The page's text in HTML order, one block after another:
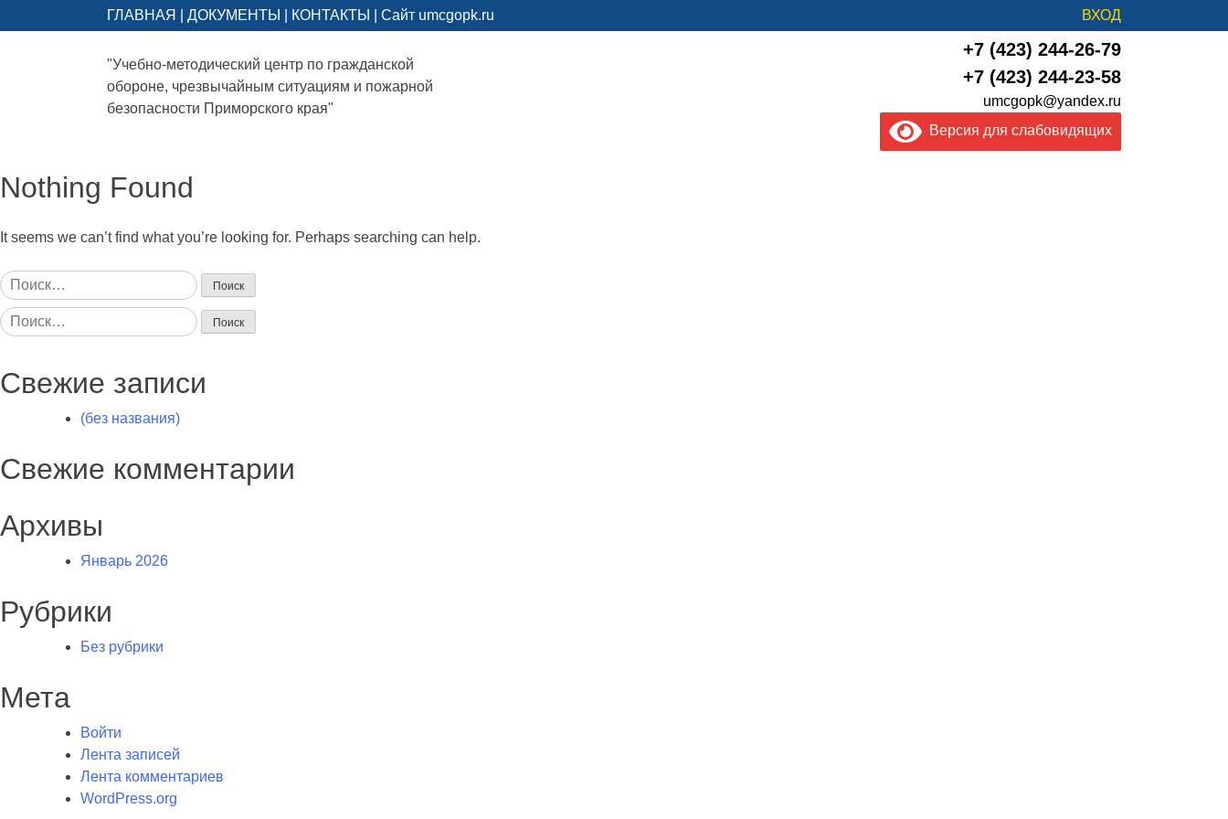
ГЛАВНАЯ ДОКУМЕНТЫ КОНТАКТЫ Сайт umcgopk.ru ВХОД
"Учебно-методический центр по гражданской
обороне, чрезвычайным ситуациям и пожарной
безопасности Приморского края"
+7 (423) 244-26-79
+7 (423) 244-23-58
umcgopk@yandex.ru
Версия для слабовидящих
Nothing Found
It seems we can’t find what you’re looking for. Perhaps searching can help.
Найти:
Найти:
Свежие записи
(без названия)
Свежие комментарии
Архивы
Январь 2026
Рубрики
Без рубрики
Мета
Войти
Лента записей
Лента комментариев
WordPress.org